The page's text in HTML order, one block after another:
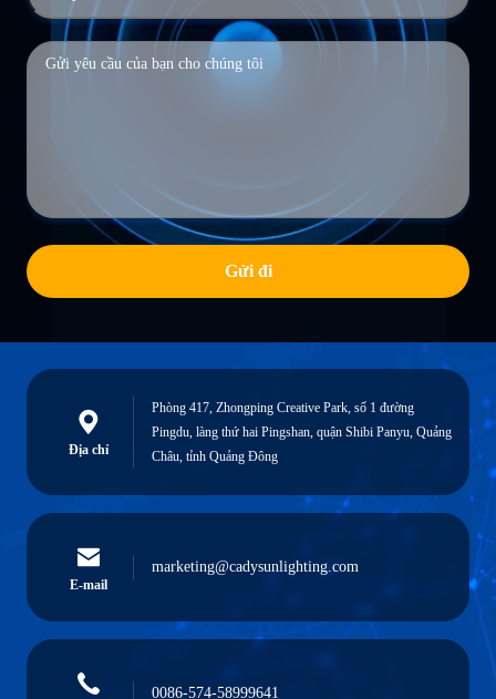
Gửi đi
Địa chỉ
Phòng 417, Zhongping Creative Park, số 1 đường
Pingdu, làng thứ hai Pingshan, quận Shibi Panyu, Quảng
Châu, tỉnh Quảng Đông
E-mail
marketing@cadysunlighting.com
0086-574-58999641